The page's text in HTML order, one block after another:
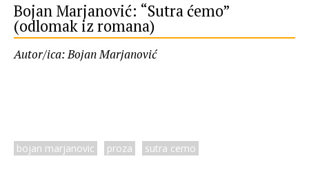
Bojan Marjanović: “Sutra ćemo”
(odlomak iz romana)
Autor/ica: Bojan Marjanović
bojan marjanovic proza sutra cemo